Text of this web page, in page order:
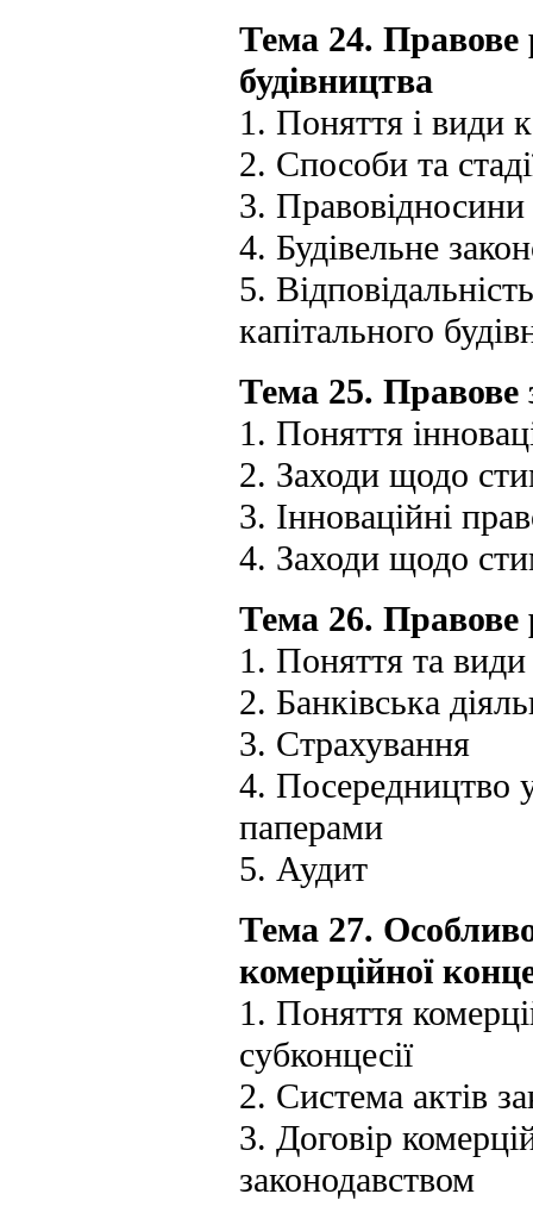
Тема 24. Правове
будівництва
1. Поняття і види
2. Способи та
3. Правовідносини
4. Будівельне
5.
капітального
Тема 25. Правове
1. Поняття
2. Заходи щодо
3. Інноваційні
4. Заходи щодо
Тема 26. Правове
1. Поняття та види
2. Банківська
3. Страхування
4. Посередництво
паперами
5. Аудит
Тема 27.
комерційної
1. Поняття
субконцесії
2. Система актів
3. Договір
законодавством